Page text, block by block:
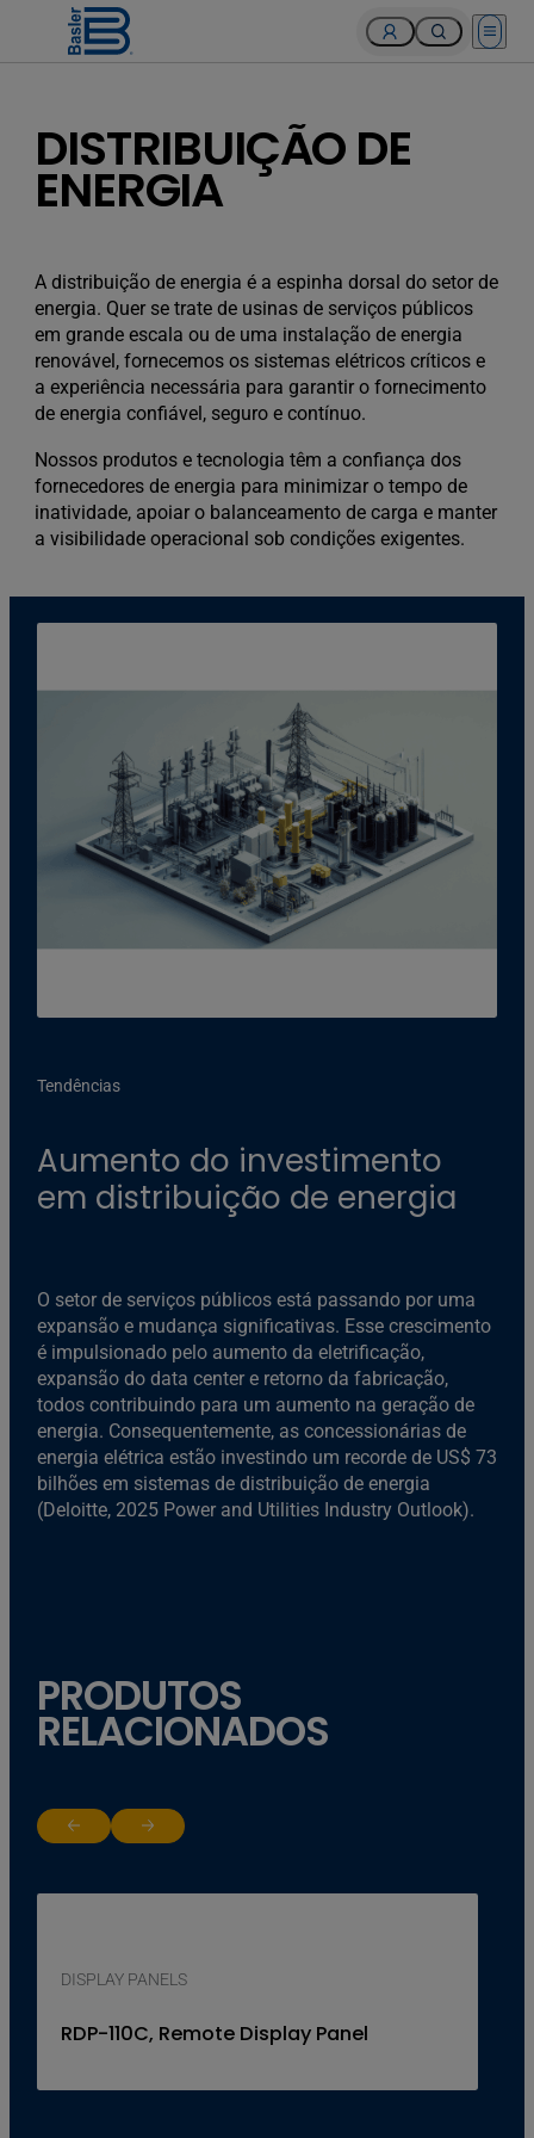
Open
DISTRIBUIÇÃO DE
ENERGIA
A distribuição de energia é a espinha dorsal do setor de
energia. Quer se trate de usinas de serviços públicos
em grande escala ou de uma instalação de energia
renovável, fornecemos os sistemas elétricos críticos e
a experiência necessária para garantir o fornecimento
de energia confiável, seguro e contínuo.
Nossos produtos e tecnologia têm a confiança dos
fornecedores de energia para minimizar o tempo de
inatividade, apoiar o balanceamento de carga e manter
a visibilidade operacional sob condições exigentes.
Tendências
Aumento do investimento
em distribuição de energia
O setor de serviços públicos está passando por uma
expansão e mudança significativas. Esse crescimento
é impulsionado pelo aumento da eletrificação,
expansão do data center e retorno da fabricação,
todos contribuindo para um aumento na geração de
energia. Consequentemente, as concessionárias de
energia elétrica estão investindo um recorde de US$ 73
bilhões em sistemas de distribuição de energia
(Deloitte, 2025 Power and Utilities Industry Outlook).
PRODUTOS
RELACIONADOS
Return to previous slide
Jump to next slide
DISPLAY PANELS
RDP-110C, Remote Display Panel